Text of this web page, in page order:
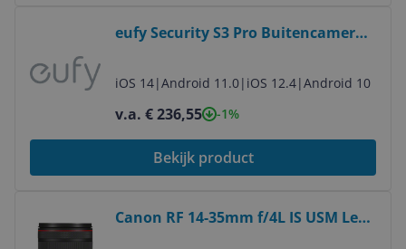
eufy Security S3 Pro Buitencamera -
Alexa & Google Assistant
iOS 14|Android 11.0| iOS 12.4|Android 10
v.a. € 236,55 -1%
Bekijk product
Canon RF 14-35mm f/4L IS USM Lens